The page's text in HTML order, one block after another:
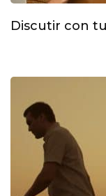
Discutir con